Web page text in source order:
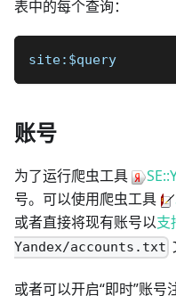
表中的每个查询：
site:$query
账号
为了运行爬虫工具
号。可以使用爬虫工具
或者直接将现有账号以支
Yandex/accounts.txt
或者可以开启“即时”账号